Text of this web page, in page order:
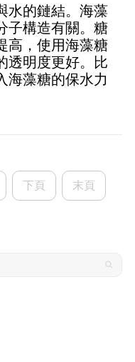
水的鏈結。海藻
子構造有關。糖
高，使用海藻糖
透明度更好。比
海藻糖的保水力
下頁 末頁